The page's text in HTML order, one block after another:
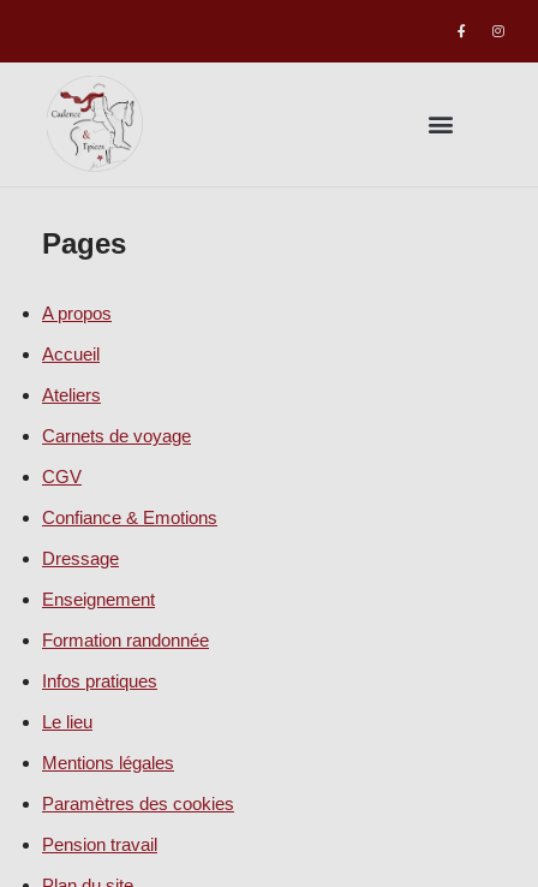
Aller
contenu
Pages
A propos
Accueil
Ateliers
Carnets de voyage
CGV
Confiance & Emotions
Dressage
Enseignement
Formation randonnée
Infos pratiques
Le lieu
Mentions légales
Paramètres des cookies
Pension travail